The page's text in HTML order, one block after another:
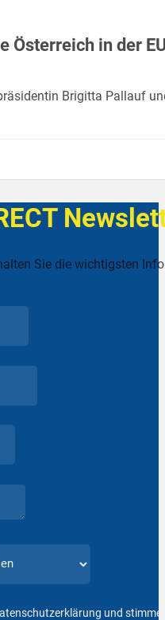
Österreich in der
Brigitta Pallauf
Sie die wichtigsten
und